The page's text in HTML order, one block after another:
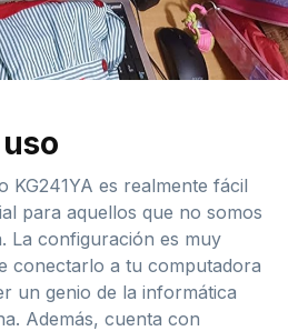
KG241YA es realmente fácil
para aquellos que no somos
La configuración es muy
conectarlo a tu computadora
un genio de la informática
Además, cuenta con